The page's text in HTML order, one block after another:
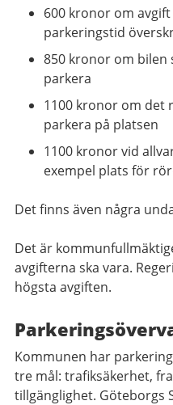
600 kronor om
parkeringstid
850 kronor om
parkera
1100 kronor om det
parkera på platsen
1100 kronor vid
exempel plats för
Det finns även några
Det är
avgifterna ska vara.
högsta avgiften.
Kommunen har
tre mål: trafiksäkerhet,
tillgänglighet. Göteborgs